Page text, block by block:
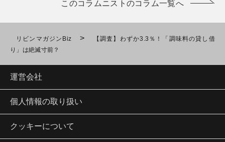
このコラムニストのコラム一覧へ
リビンマガジンBiz >
【調査】わずか3.3％！「調味料の貸し借
り」は絶滅寸前？
運営会社
個人情報の取り扱い
クッキーについて